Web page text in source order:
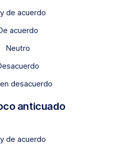
de acuerdo
acuerdo
Neutro
desacuerdo
anticuado
de acuerdo